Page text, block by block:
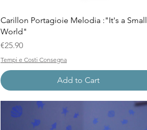
Quick View
Carillon Portagioie Melodia :"It's a Small
World"
Price
€25.90
Tempi e Costi Consegna
Add to Cart